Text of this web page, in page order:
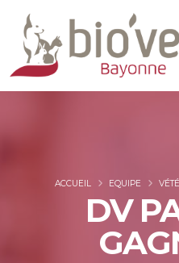
DV
ACCUEIL EQUIPE